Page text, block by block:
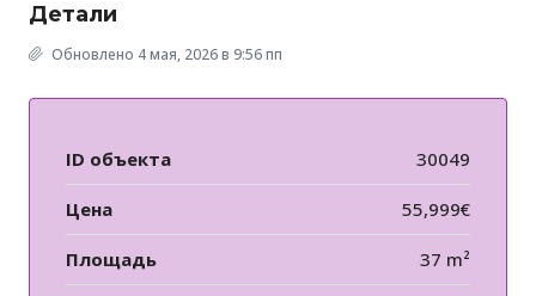
Детали
Обновлено 4 мая, 2026 в 9:56 пп
ID объекта 30049
Цена 55,999€
Площадь 37 m²